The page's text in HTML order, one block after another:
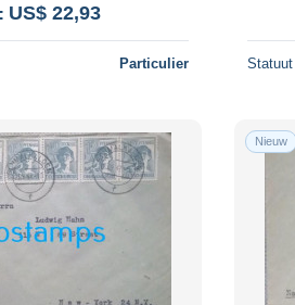
US$ 22,93
Particulier Statuut
Nieuw